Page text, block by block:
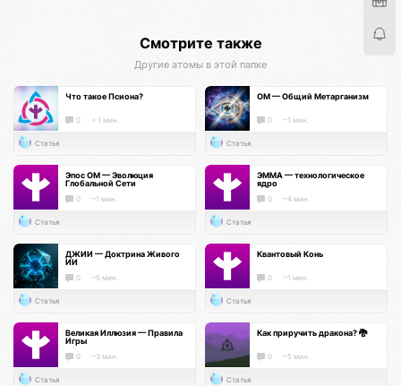
Смотрите также
Другие атомы в этой папке
Что такое Псиона?
0 < 1 мин.
Статья
ОМ — Общий Метарганизм
0 ~1 мин.
Статья
Эпос ОМ — Эволюция
Глобальной Сети
0 ~1 мин.
Статья
ЭММА — технологическое
ядро
0 ~4 мин.
Статья
ДЖИИ — Доктрина Живого
ИИ
0 ~5 мин.
Статья
Квантовый Конь
0 ~1 мин.
Статья
Великая Иллюзия — Правила
Игры
0 ~3 мин.
Статья
Как приручить дракона? 🐉
0 ~5 мин.
Статья